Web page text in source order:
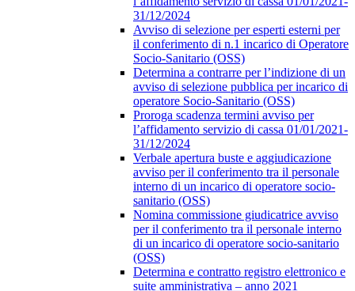
31/12/2024
Avviso di selezione per esperti esterni per
il conferimento di n.1 incarico di Operatore
Socio-Sanitario (OSS)
Determina a contrarre per l’indizione di un
avviso di selezione pubblica per incarico di
operatore Socio-Sanitario (OSS)
Proroga scadenza termini avviso per
l’affidamento servizio di cassa 01/01/2021-
31/12/2024
Verbale apertura buste e aggiudicazione
avviso per il conferimento tra il personale
interno di un incarico di operatore socio-
sanitario (OSS)
Nomina commissione giudicatrice avviso
per il conferimento tra il personale interno
di un incarico di operatore socio-sanitario
(OSS)
Determina e contratto registro elettronico e
suite amministrativa – anno 2021